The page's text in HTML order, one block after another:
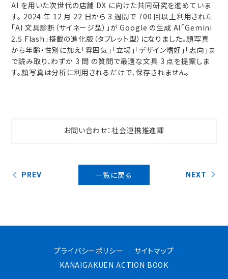
AI を用いた次世代の店舗 DX に向けた共同研究を進めていま
す。 2024 年 12 月 22 日から 3 週間で 700 回以上利用された
「AI 文具診断（サイネージ型）」が Google の生成 AI「Gemini
2.5 Flash」搭載の進化版（タブレット型）になりました。顔写真
から年齢・性別に加え「雰囲気」「立場」「デザイン嗜好」「志向」ま
で読み取り、わずか 3 問 の質問で最適な文具 3 点を提案しま
す。顔写真は分析に利用されるだけで、保存されません。
お問い合わせ：社会連携推進課
PREV 一覧に戻る NEXT
プライバシーポリシー
サイトマップ
KANAIGAKUEN ACTION BOOK